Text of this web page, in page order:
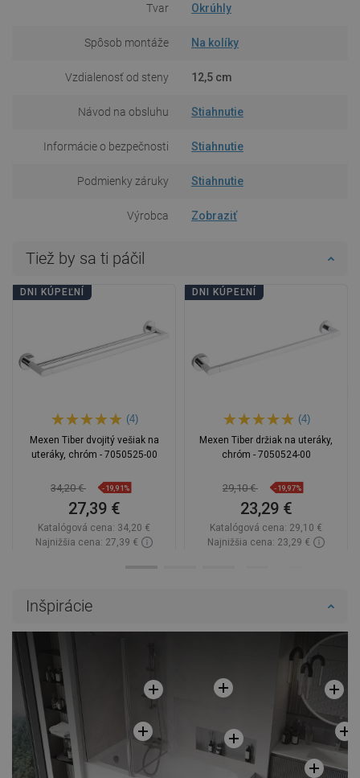
Tvar Okrúhly
Spôsob montáže Na kolíky
Vzdialenosť od steny 12,5 cm
Návod na obsluhu Stiahnutie
Informácie o bezpečnosti Stiahnutie
Podmienky záruky Stiahnutie
Výrobca Zobraziť
Tiež by sa ti páčil
DNI KÚPEĽNÍ
(4)
Mexen Tiber dvojitý vešiak na
uteráky, chróm - 7050525-00
34,20 € -19,91%
27,39 €
Katalógová cena: 34,20 €
Najnižšia cena: 27,39 €
DNI KÚPEĽNÍ
(4)
Mexen Tiber držiak na uteráky,
chróm - 7050524-00
29,10 € -19,97%
23,29 €
Katalógová cena: 29,10 €
Najnižšia cena: 23,29 €
Inšpirácie